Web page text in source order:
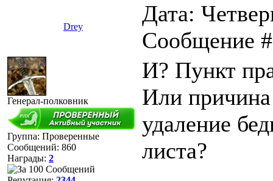
Drey
Дата:
Сообщение
Генерал-полковник
Группа: Проверенные
Сообщений: 860
Награды: 2
И? Пункт
Или причина
удаление
листа?